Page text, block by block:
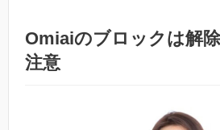
Omiaiのブロックは解
注意